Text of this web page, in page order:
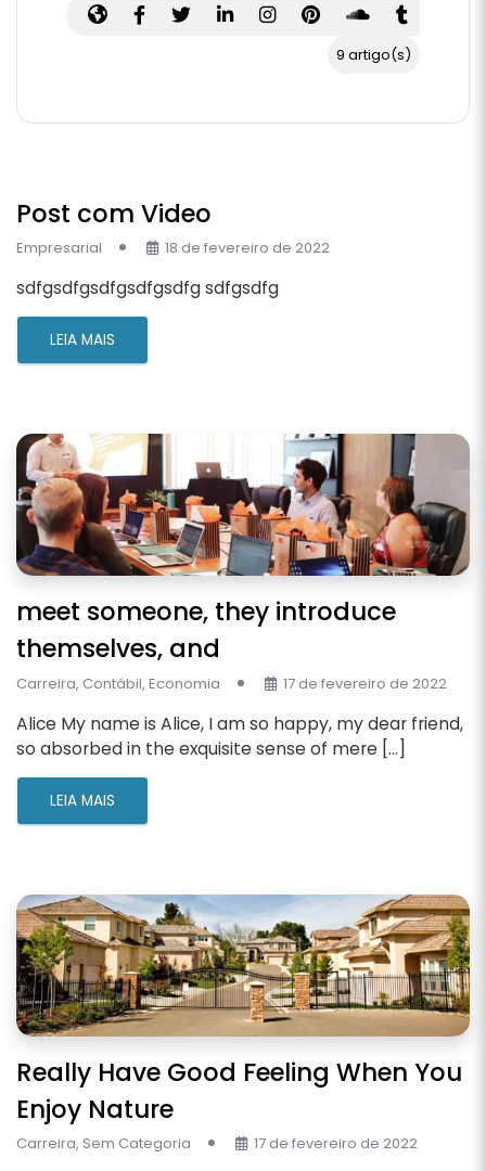
9 artigo(s)
Post com Video
Empresarial 18 de fevereiro de 2022
sdfgsdfgsdfgsdfgsdfg sdfgsdfg
LEIA MAIS
meet someone, they introduce
themselves, and
Carreira, Contábil, Economia 17 de fevereiro de 2022
Alice My name is Alice, I am so happy, my dear friend,
so absorbed in the exquisite sense of mere […]
LEIA MAIS
Really Have Good Feeling When You
Enjoy Nature
Carreira, Sem Categoria 17 de fevereiro de 2022